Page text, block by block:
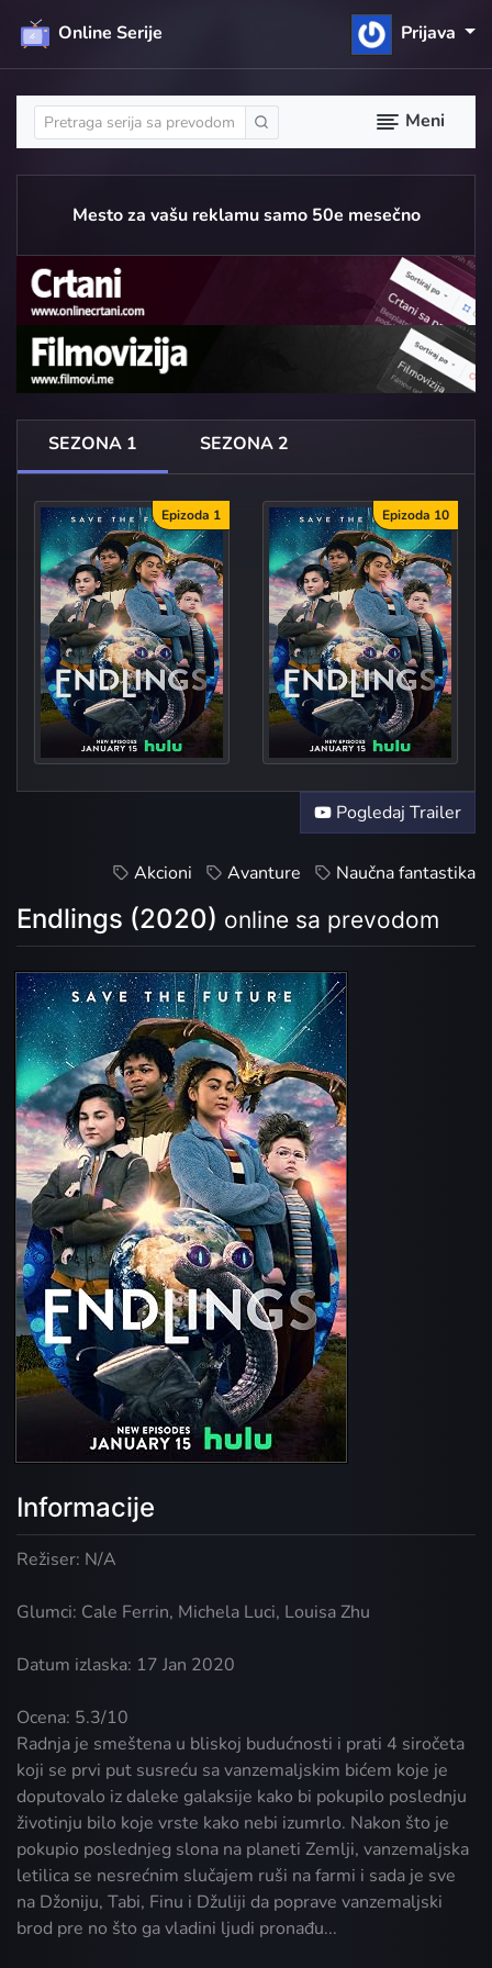
Online Serije Prijava
Meni
Mesto za vašu reklamu samo 50e mesečno
SEZONA 1 SEZONA 2
Epizoda 1
The End is the Begi...
Epizoda 10
Pogledaj Trailer
Akcioni Avanture Naučna fantastika
Endlings (2020) online sa prevodom
Informacije
Režiser: N/A
Glumci: Cale Ferrin, Michela Luci, Louisa Zhu
Datum izlaska: 17 Jan 2020
Ocena: 5.3/10
Radnja je smeštena u bliskoj budućnosti i prati 4 siročeta
koji se prvi put susreću sa vanzemaljskim bićem koje je
doputovalo iz daleke galaksije kako bi pokupilo poslednju
životinju bilo koje vrste kako nebi izumrlo. Nakon što je
pokupio poslednjeg slona na planeti Zemlji, vanzemaljska
letilica se nesrećnim slučajem ruši na farmi i sada je sve
na Džoniju, Tabi, Finu i Džuliji da poprave vanzemaljski
brod pre no što ga vladini ljudi pronađu...